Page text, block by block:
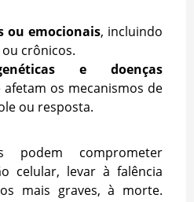
ou emocionais, incluindo
crônicos.
e doenças
afetam os mecanismos de
ou resposta.
podem comprometer
celular, levar à falência
mais graves, à morte.